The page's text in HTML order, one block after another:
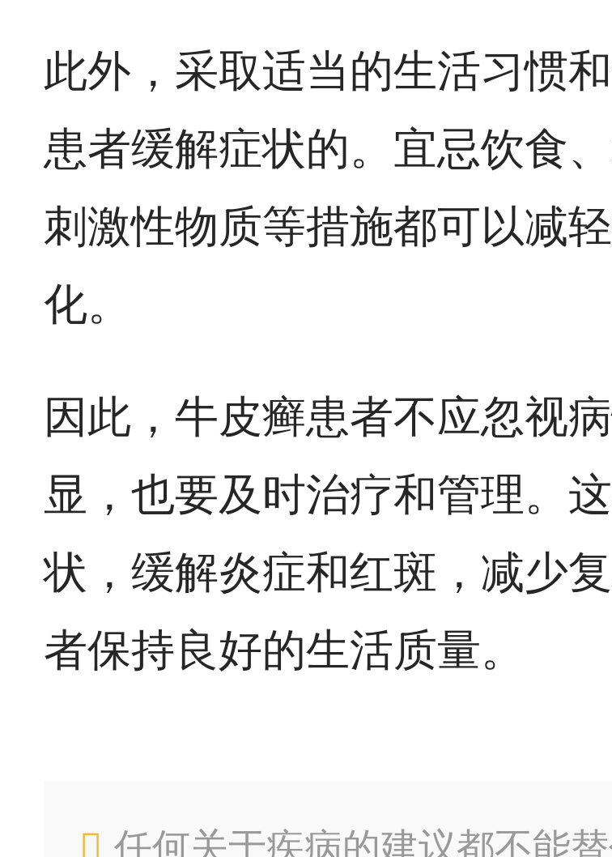
此外，采取适当的生活习惯
患者缓解症状的。宜忌饮食
刺激性物质等措施都可以减
化。
因此，牛皮癣患者不应忽视
显，也要及时治疗和管理。
状，缓解炎症和红斑，减少
者保持良好的生活质量。
任何关于疾病的建议都不能